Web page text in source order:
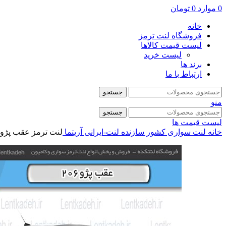
0 موارد 0 تومان
خانه
فروشگاه لنت ترمز
لیست قیمت کالاها
لیست خرید
برند ها
ارتباط با ما
جستجو
منو
جستجو
لیست قیمت ها
خانه لنت سواری کشور سازنده لنت-ایرانی آریتما لنت ترمز عقب پژو 206 تیپ 2 – (مدل 90 به بالا ) –